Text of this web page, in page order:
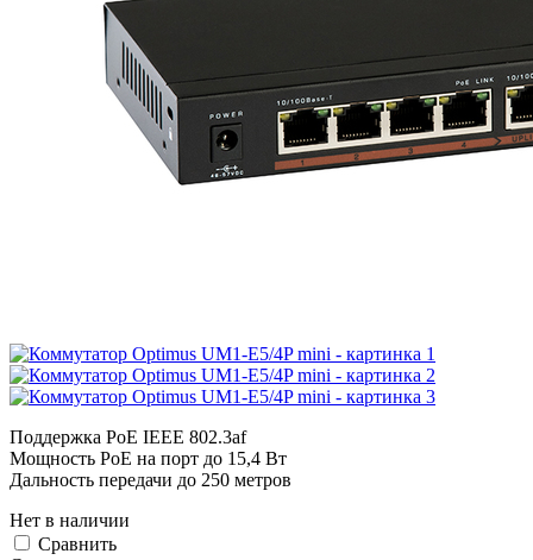
Поддержка PoE IEEE 802.3af
Мощность PoE на порт до 15,4 Вт
Дальность передачи до 250 метров
Нет в наличии
Cравнить